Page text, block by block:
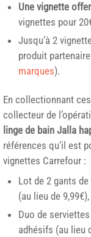
Une vignette
vignettes pour
Jusqu’à 2
produit
marques).
En collectionnant
collecteur de
linge de bain Jalla
références qu’il est
vignettes Carrefour :
Lot de 2 gants
(au lieu de 9,99€),
Duo de
adhésifs (au lieu